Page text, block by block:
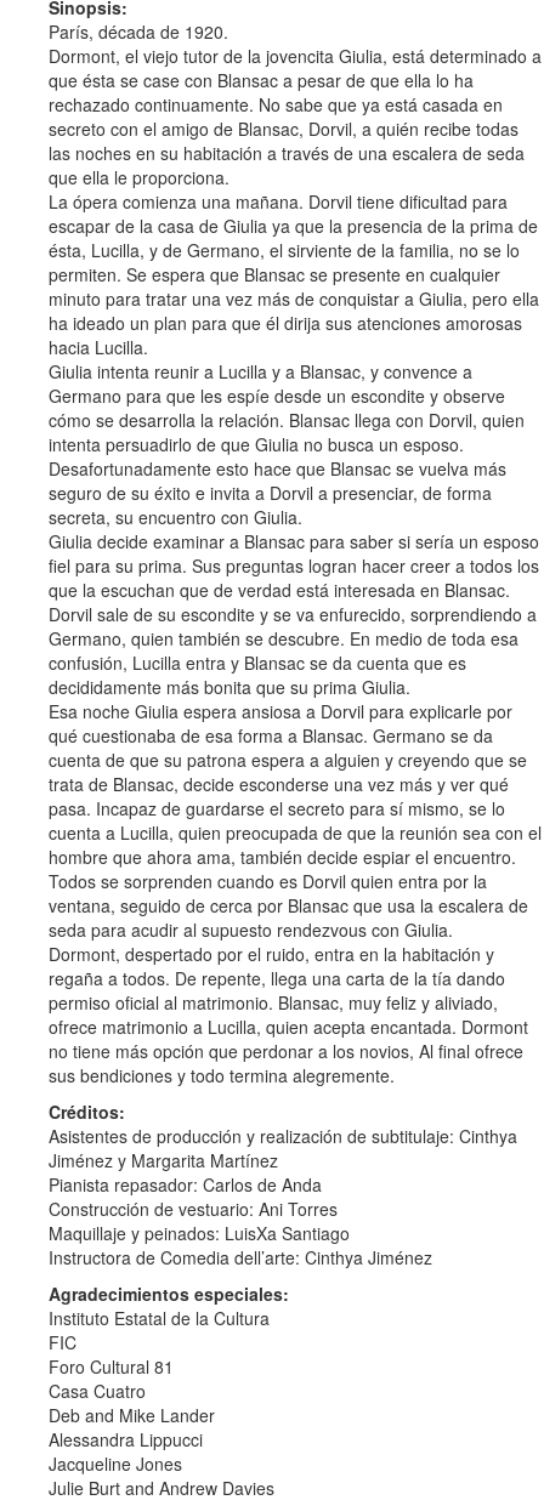
Sinopsis:
París, década de 1920.
Dormont, el viejo tutor de la jovencita Giulia, está determinado a
que ésta se case con Blansac a pesar de que ella lo ha
rechazado continuamente. No sabe que ya está casada en
secreto con el amigo de Blansac, Dorvil, a quién recibe todas
las noches en su habitación a través de una escalera de seda
que ella le proporciona.
La ópera comienza una mañana. Dorvil tiene dificultad para
escapar de la casa de Giulia ya que la presencia de la prima de
ésta, Lucilla, y de Germano, el sirviente de la familia, no se lo
permiten. Se espera que Blansac se presente en cualquier
minuto para tratar una vez más de conquistar a Giulia, pero ella
ha ideado un plan para que él dirija sus atenciones amorosas
hacia Lucilla.
Giulia intenta reunir a Lucilla y a Blansac, y convence a
Germano para que les espíe desde un escondite y observe
cómo se desarrolla la relación. Blansac llega con Dorvil, quien
intenta persuadirlo de que Giulia no busca un esposo.
Desafortunadamente esto hace que Blansac se vuelva más
seguro de su éxito e invita a Dorvil a presenciar, de forma
secreta, su encuentro con Giulia.
Giulia decide examinar a Blansac para saber si sería un esposo
fiel para su prima. Sus preguntas logran hacer creer a todos los
que la escuchan que de verdad está interesada en Blansac.
Dorvil sale de su escondite y se va enfurecido, sorprendiendo a
Germano, quien también se descubre. En medio de toda esa
confusión, Lucilla entra y Blansac se da cuenta que es
decididamente más bonita que su prima Giulia.
Esa noche Giulia espera ansiosa a Dorvil para explicarle por
qué cuestionaba de esa forma a Blansac. Germano se da
cuenta de que su patrona espera a alguien y creyendo que se
trata de Blansac, decide esconderse una vez más y ver qué
pasa. Incapaz de guardarse el secreto para sí mismo, se lo
cuenta a Lucilla, quien preocupada de que la reunión sea con el
hombre que ahora ama, también decide espiar el encuentro.
Todos se sorprenden cuando es Dorvil quien entra por la
ventana, seguido de cerca por Blansac que usa la escalera de
seda para acudir al supuesto rendezvous con Giulia.
Dormont, despertado por el ruido, entra en la habitación y
regaña a todos. De repente, llega una carta de la tía dando
permiso oficial al matrimonio. Blansac, muy feliz y aliviado,
ofrece matrimonio a Lucilla, quien acepta encantada. Dormont
no tiene más opción que perdonar a los novios, Al final ofrece
sus bendiciones y todo termina alegremente.
Créditos:
Asistentes de producción y realización de subtitulaje: Cinthya
Jiménez y Margarita Martínez
Pianista repasador: Carlos de Anda
Construcción de vestuario: Ani Torres
Maquillaje y peinados: LuisXa Santiago
Instructora de Comedia dell’arte: Cinthya Jiménez
Agradecimientos especiales:
Instituto Estatal de la Cultura
FIC
Foro Cultural 81
Casa Cuatro
Deb and Mike Lander
Alessandra Lippucci
Jacqueline Jones
Julie Burt and Andrew Davies